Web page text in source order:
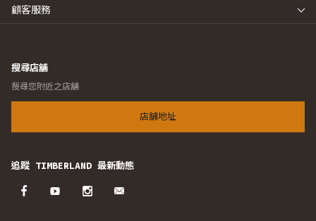
顧客服務
搜尋店舖
搜尋您附近之店舖
店舖地址
追蹤 TIMBERLAND 最新動態